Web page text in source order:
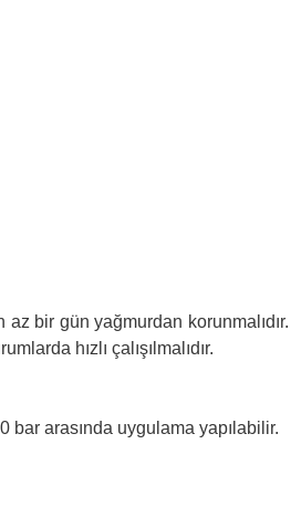
bir gün yağmurdan korunmalıdır.
hızlı çalışılmalıdır.
arasında uygulama yapılabilir.